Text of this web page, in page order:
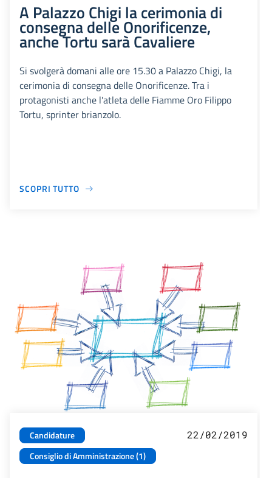
A Palazzo Chigi la cerimonia di
consegna delle Onorificenze,
anche Tortu sarà Cavaliere
Si svolgerà domani alle ore 15.30 a Palazzo Chigi, la
cerimonia di consegna delle Onorificenze. Tra i
protagonisti anche l'atleta delle Fiamme Oro Filippo
Tortu, sprinter brianzolo.
SCOPRI TUTTO
Candidature
Consiglio di Amministrazione (1)
22/02/2019